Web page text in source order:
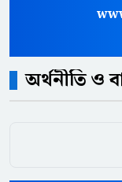
অর্থনীতি ও